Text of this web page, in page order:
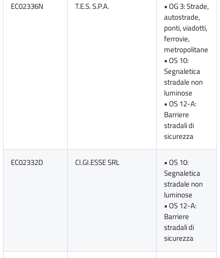
EC02336N T.E.S. S.P.A.
• OG 3: Strade,
autostrade,
ponti, viadotti,
ferrovie,
metropolitane
• OS 10:
Segnaletica
stradale non
luminose
• OS 12-A:
Barriere
stradali di
sicurezza
EC02332D CI.GI.ESSE SRL
• OS 10:
Segnaletica
stradale non
luminose
• OS 12-A:
Barriere
stradali di
sicurezza